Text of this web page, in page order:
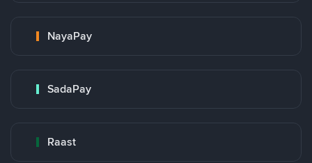
NayaPay
SadaPay
Raast